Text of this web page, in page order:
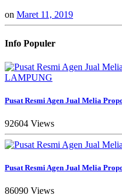
on Maret 11, 2019
Info Populer
Pusat Resmi Agen Jual Melia
92604 Views
Pusat Resmi Agen Jual Melia
86090 Views